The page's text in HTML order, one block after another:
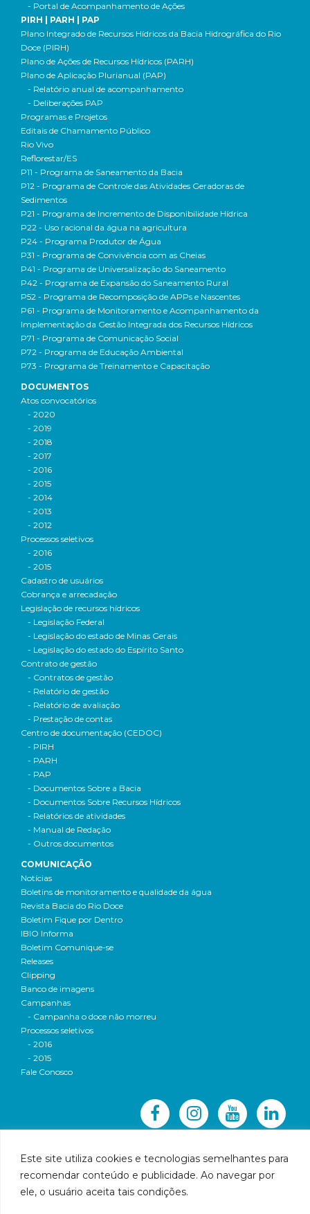
Este site utiliza cookies e tecnologias semelhantes para
recomendar conteúdo e publicidade. Ao navegar por
ele, o usuário aceita tais condições.
- Portal de Acompanhamento de Ações
PIRH | PARH | PAP
Plano Integrado de Recursos Hídricos da Bacia Hidrográfica do Rio
Doce (PIRH)
Plano de Ações de Recursos Hídricos (PARH)
Plano de Aplicação Plurianual (PAP)
- Relatório anual de acompanhamento
- Deliberações PAP
Programas e Projetos
Editais de Chamamento Público
Rio Vivo
Reflorestar/ES
P11 - Programa de Saneamento da Bacia
P12 - Programa de Controle das Atividades Geradoras de
Sedimentos
P21 - Programa de Incremento de Disponibilidade Hídrica
P22 - Uso racional da água na agricultura
P24 - Programa Produtor de Água
P31 - Programa de Convivência com as Cheias
P41 - Programa de Universalização do Saneamento
P42 - Programa de Expansão do Saneamento Rural
P52 - Programa de Recomposição de APPs e Nascentes
P61 - Programa de Monitoramento e Acompanhamento da
Implementação da Gestão Integrada dos Recursos Hídricos
P71 - Programa de Comunicação Social
P72 - Programa de Educação Ambiental
P73 - Programa de Treinamento e Capacitação
DOCUMENTOS
Atos convocatórios
- 2020
- 2019
- 2018
- 2017
- 2016
- 2015
- 2014
- 2013
- 2012
Processos seletivos
- 2016
- 2015
Cadastro de usuários
Cobrança e arrecadação
Legislação de recursos hídricos
- Legislação Federal
- Legislação do estado de Minas Gerais
- Legislação do estado do Espírito Santo
Contrato de gestão
- Contratos de gestão
- Relatório de gestão
- Relatório de avaliação
- Prestação de contas
Centro de documentação (CEDOC)
- PIRH
- PARH
- PAP
- Documentos Sobre a Bacia
- Documentos Sobre Recursos Hídricos
- Relatórios de atividades
- Manual de Redação
- Outros documentos
COMUNICAÇÃO
Notícias
Boletins de monitoramento e qualidade da água
Revista Bacia do Rio Doce
Boletim Fique por Dentro
IBIO Informa
Boletim Comunique-se
Releases
Clipping
Banco de imagens
Campanhas
- Campanha o doce não morreu
Processos seletivos
- 2016
- 2015
Fale Conosco
© 2016 CBH-Doce - Todos os direitos reservados